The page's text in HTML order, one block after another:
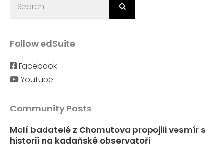
Follow edSuite
Facebook
Youtube
Community Posts
Malí badatelé z Chomutova propojili vesmír s
historií na kadaňské observatoři